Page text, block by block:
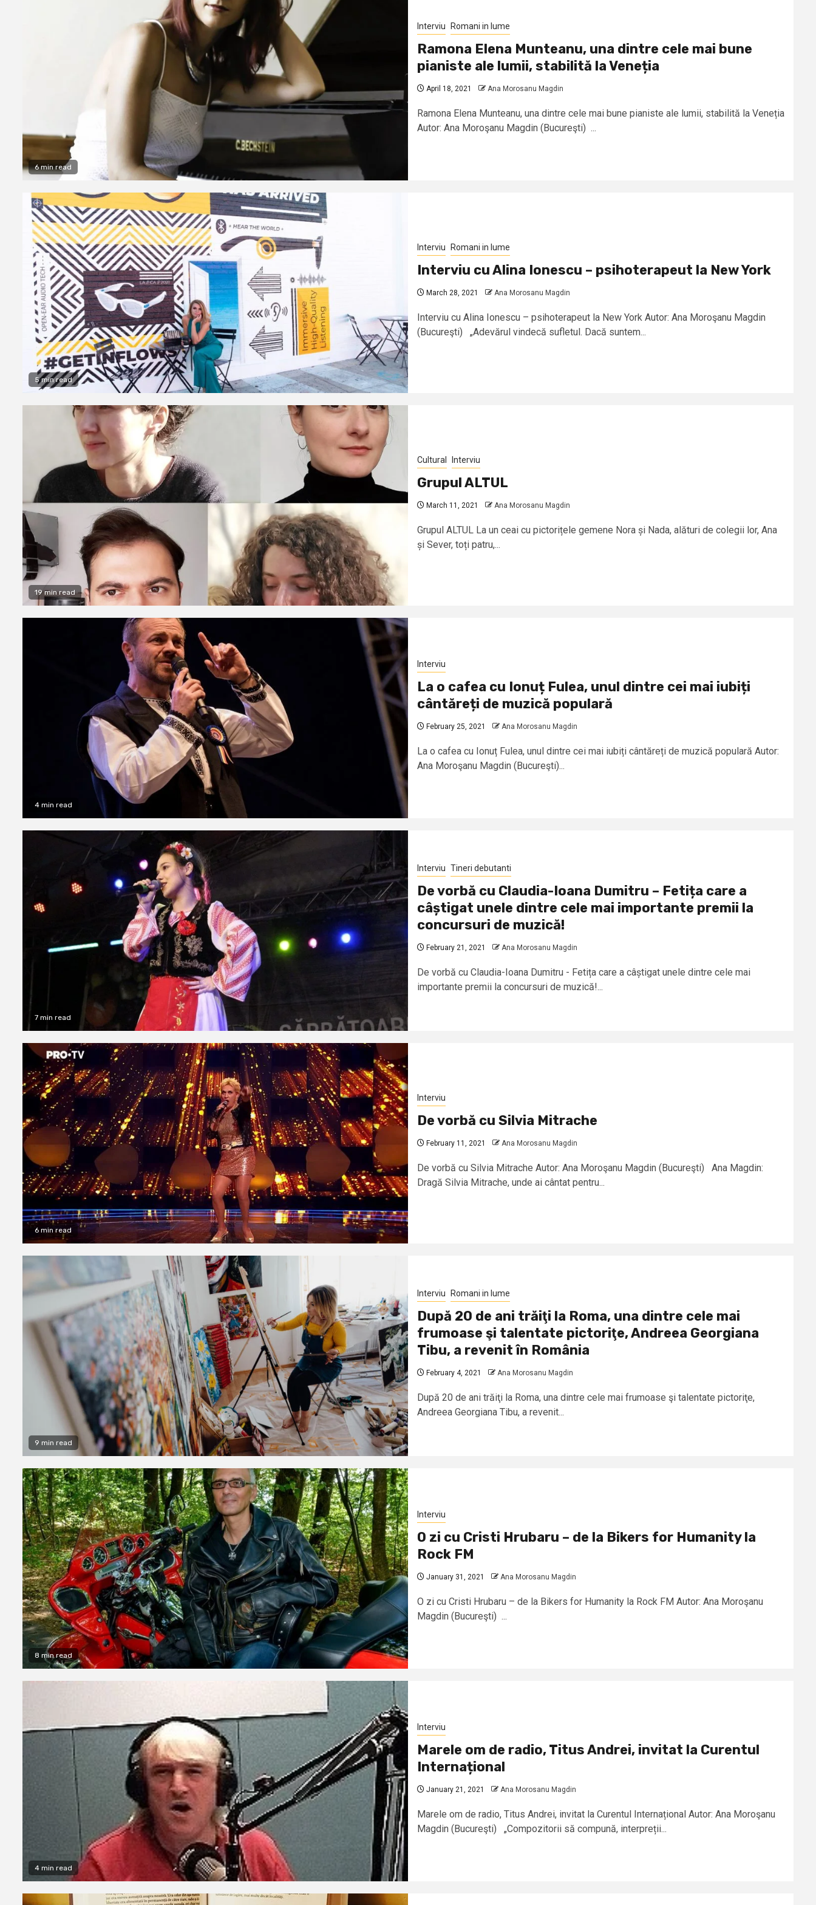
6 min read
Interviu Romani in lume
Ramona Elena Munteanu, una dintre cele mai bune
pianiste ale lumii, stabilită la Veneția
April 18, 2021 Ana Morosanu Magdin
Ramona Elena Munteanu, una dintre cele mai bune pianiste ale lumii, stabilită la Veneția
Autor: Ana Moroşanu Magdin (Bucureşti) ...
5 min read
Interviu Romani in lume
Interviu cu Alina Ionescu – psihoterapeut la New York
March 28, 2021 Ana Morosanu Magdin
Interviu cu Alina Ionescu – psihoterapeut la New York Autor: Ana Moroşanu Magdin
(Bucureşti) „Adevărul vindecă sufletul. Dacă suntem...
19 min read
Cultural Interviu
Grupul ALTUL
March 11, 2021 Ana Morosanu Magdin
Grupul ALTUL La un ceai cu pictorițele gemene Nora și Nada, alături de colegii lor, Ana
și Sever, toți patru,...
4 min read
Interviu
La o cafea cu Ionuț Fulea, unul dintre cei mai iubiți
cântăreți de muzică populară
February 25, 2021 Ana Morosanu Magdin
La o cafea cu Ionuț Fulea, unul dintre cei mai iubiți cântăreți de muzică populară Autor:
Ana Moroşanu Magdin (Bucureşti)...
7 min read
Interviu Tineri debutanti
De vorbă cu Claudia-Ioana Dumitru – Fetița care a
câștigat unele dintre cele mai importante premii la
concursuri de muzică!
February 21, 2021 Ana Morosanu Magdin
De vorbă cu Claudia-Ioana Dumitru - Fetița care a câștigat unele dintre cele mai
importante premii la concursuri de muzică!...
6 min read
Interviu
De vorbă cu Silvia Mitrache
February 11, 2021 Ana Morosanu Magdin
De vorbă cu Silvia Mitrache Autor: Ana Moroşanu Magdin (Bucureşti) Ana Magdin:
Dragă Silvia Mitrache, unde ai cântat pentru...
9 min read
Interviu Romani in lume
După 20 de ani trăiţi la Roma, una dintre cele mai
frumoase şi talentate pictoriţe, Andreea Georgiana
Tibu, a revenit în România
February 4, 2021 Ana Morosanu Magdin
După 20 de ani trăiţi la Roma, una dintre cele mai frumoase şi talentate pictoriţe,
Andreea Georgiana Tibu, a revenit...
8 min read
Interviu
O zi cu Cristi Hrubaru – de la Bikers for Humanity la
Rock FM
January 31, 2021 Ana Morosanu Magdin
O zi cu Cristi Hrubaru – de la Bikers for Humanity la Rock FM Autor: Ana Moroşanu
Magdin (Bucureşti) ...
4 min read
Interviu
Marele om de radio, Titus Andrei, invitat la Curentul
Internațional
January 21, 2021 Ana Morosanu Magdin
Marele om de radio, Titus Andrei, invitat la Curentul Internațional Autor: Ana Moroşanu
Magdin (Bucureşti) „Compozitorii să compună, interpreții...